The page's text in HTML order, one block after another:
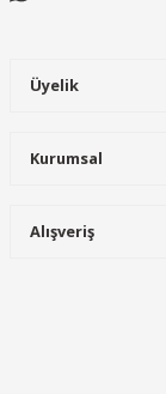
Üyelik
Kurumsal
Alışveriş